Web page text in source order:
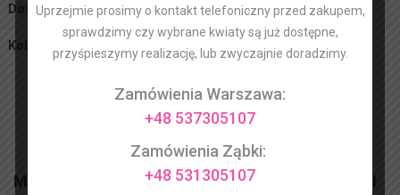
Dostępność Maj – Październik
Kolor Biały, Fioletowy, Niebieski, Różowy
MOŻESZ BYĆ ZAINTERESOWANY RÓWNIEŻ TYMI
Uprzejmie prosimy o kontakt telefoniczny przed zakupem,
sprawdzimy czy wybrane kwiaty są już dostępne,
przyśpieszymy realizację, lub zwyczajnie doradzimy.
Zamówienia Warszawa:
+48 537305107
Zamówienia Ząbki:
+48 531305107